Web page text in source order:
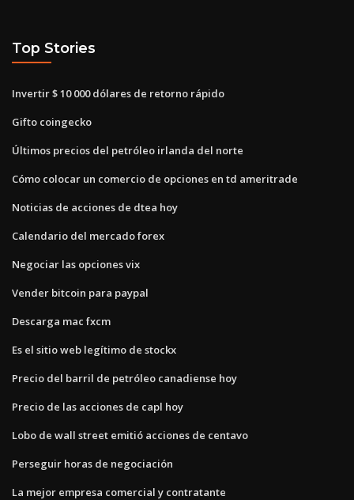
Top Stories
Invertir $ 10 000 dólares de retorno rápido
Gifto coingecko
Últimos precios del petróleo irlanda del norte
Cómo colocar un comercio de opciones en td ameritrade
Noticias de acciones de dtea hoy
Calendario del mercado forex
Negociar las opciones vix
Vender bitcoin para paypal
Descarga mac fxcm
Es el sitio web legítimo de stockx
Precio del barril de petróleo canadiense hoy
Precio de las acciones de capl hoy
Lobo de wall street emitió acciones de centavo
Perseguir horas de negociación
La mejor empresa comercial y contratante